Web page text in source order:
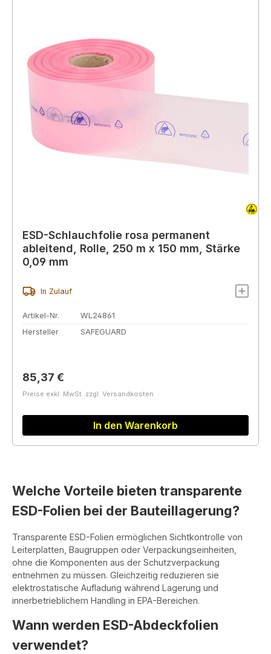
ESD-Schlauchfolie rosa permanent
ableitend, Rolle, 250 m x 150 mm, Stärke
0,09 mm
In Zulauf
Artikel-Nr.
WL24861
Hersteller
SAFEGUARD
Regulärer Preis:
85,37 €
Preise exkl. MwSt. zzgl. Versandkosten
In den Warenkorb
Welche Vorteile bieten transparente
ESD-Folien bei der Bauteillagerung?
Transparente ESD-Folien ermöglichen Sichtkontrolle von
Leiterplatten, Baugruppen oder Verpackungseinheiten,
ohne die Komponenten aus der Schutzverpackung
entnehmen zu müssen. Gleichzeitig reduzieren sie
elektrostatische Aufladung während Lagerung und
innerbetrieblichem Handling in EPA-Bereichen.
Wann werden ESD-Abdeckfolien
verwendet?